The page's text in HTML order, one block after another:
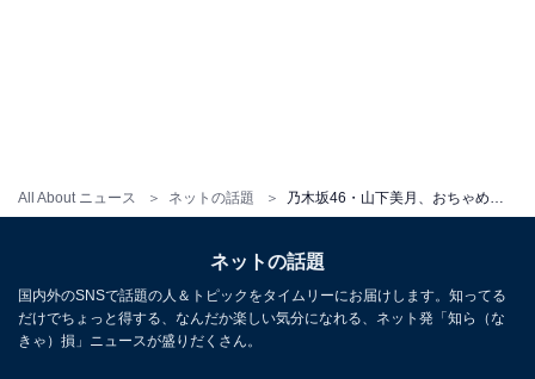
All About ニュース ネットの話題
ネットの話題
国内外のSNSで話題の人＆トピックをタイムリーにお届けします。知ってる
だけでちょっと得する、なんだか楽しい気分になれる、ネット発「知ら（な
きゃ）損」ニュースが盛りだくさん。